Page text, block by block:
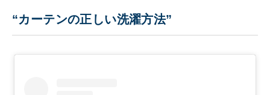
“カーテンの正しい洗濯方法”